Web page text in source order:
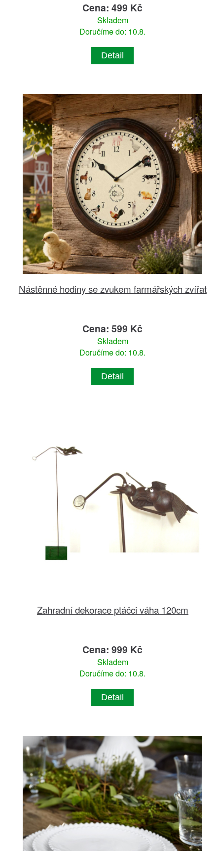
Cena: 499 Kč
Skladem
Doručíme do: 10.8.
Detail
Nástěnné hodiny se zvukem farmářských zvířat
Cena: 599 Kč
Skladem
Doručíme do: 10.8.
Detail
Zahradní dekorace ptáčci váha 120cm
Cena: 999 Kč
Skladem
Doručíme do: 10.8.
Detail